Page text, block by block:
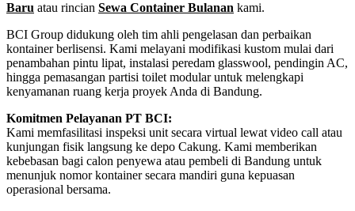
Baru atau rincian Sewa Container Bulanan kami.
BCI Group didukung oleh tim ahli pengelasan dan perbaikan
kontainer berlisensi. Kami melayani modifikasi kustom mulai dari
penambahan pintu lipat, instalasi peredam glasswool, pendingin AC,
hingga pemasangan partisi toilet modular untuk melengkapi
kenyamanan ruang kerja proyek Anda di Bandung.
Komitmen Pelayanan PT BCI:
Kami memfasilitasi inspeksi unit secara virtual lewat video call atau
kunjungan fisik langsung ke depo Cakung. Kami memberikan
kebebasan bagi calon penyewa atau pembeli di Bandung untuk
menunjuk nomor kontainer secara mandiri guna kepuasan
operasional bersama.